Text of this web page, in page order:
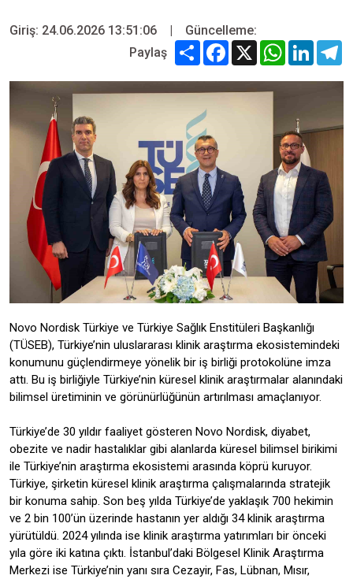
Giriş: 24.06.2026 13:51:06 |
Güncelleme:
Paylaş
Share Facebook
X WhatsApp
Novo Nordisk Türkiye ve Türkiye Sağlık Enstitüleri Başkanlığı
(TÜSEB), Türkiye’nin uluslararası klinik araştırma ekosistemindeki
konumunu güçlendirmeye yönelik bir iş birliği protokolüne imza
attı. Bu iş birliğiyle Türkiye’nin küresel klinik araştırmalar alanındaki
bilimsel üretiminin ve görünürlüğünün artırılması amaçlanıyor.
Türkiye’de 30 yıldır faaliyet gösteren Novo Nordisk, diyabet,
obezite ve nadir hastalıklar gibi alanlarda küresel bilimsel birikimi
ile Türkiye’nin araştırma ekosistemi arasında köprü kuruyor.
Türkiye, şirketin küresel klinik araştırma çalışmalarında stratejik
bir konuma sahip. Son beş yılda Türkiye’de yaklaşık 700 hekimin
ve 2 bin 100’ün üzerinde hastanın yer aldığı 34 klinik araştırma
yürütüldü. 2024 yılında ise klinik araştırma yatırımları bir önceki
yıla göre iki katına çıktı. İstanbul’daki Bölgesel Klinik Araştırma
Merkezi ise Türkiye’nin yanı sıra Cezayir, Fas, Lübnan, Mısır,